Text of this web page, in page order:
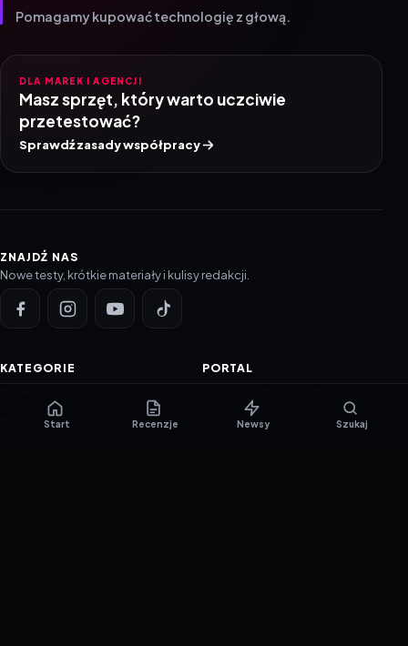
Pomagamy kupować technologię z głową.
DLA MAREK I AGENCJI
Masz sprzęt, który warto uczciwie
przetestować?
Sprawdź zasady współpracy
ZNAJDŹ NAS
Nowe testy, krótkie materiały i kulisy redakcji.
KATEGORIE
PORADNIKI
PORTAL
Polityka prywatności
Start Recenzje Newsy Szukaj